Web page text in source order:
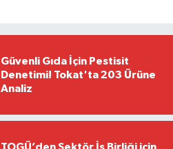
Güvenli Gıda İçin Pestisit
Denetimi! Tokat'ta 203 Ürüne
Analiz